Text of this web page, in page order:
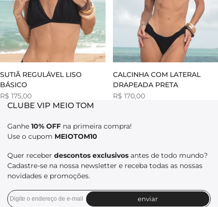
SUTIÃ REGULÁVEL LISO
BÁSICO
Preço
de
venda
R$ 175,00
CALCINHA COM LATERAL
DRAPEADA PRETA
Preço
R$ 170,00
CLUBE VIP MEIO TOM
Ganhe 10% OFF na primeira compra!
Use o cupom MEIOTOM10
Quer receber descontos exclusivos antes de todo mundo?
Cadastre-se na nossa newsletter e receba todas as nossas
novidades e promoções.
enviar